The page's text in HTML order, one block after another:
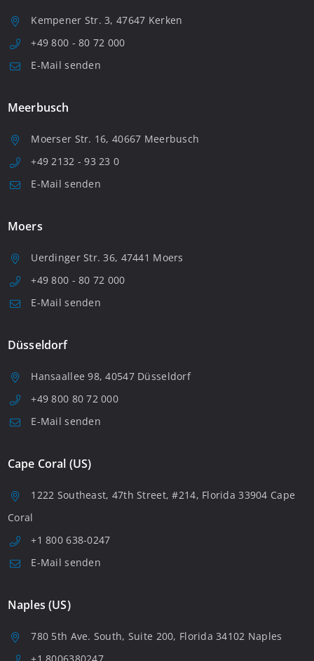
Kempener Str. 3, 47647 Kerken
+49 800 - 80 72 000
E-Mail senden
Meerbusch
Moerser Str. 16, 40667 Meerbusch
+49 2132 - 93 23 0
E-Mail senden
Moers
Uerdinger Str. 36, 47441 Moers
+49 800 - 80 72 000
E-Mail senden
Düsseldorf
Hansaallee 98, 40547 Düsseldorf
+49 800 80 72 000
E-Mail senden
Cape Coral (US)
1222 Southeast, 47th Street, #214, Florida 33904 Cape
Coral
+1 800 638-0247
E-Mail senden
Naples (US)
780 5th Ave. South, Suite 200, Florida 34102 Naples
+1 8006380247